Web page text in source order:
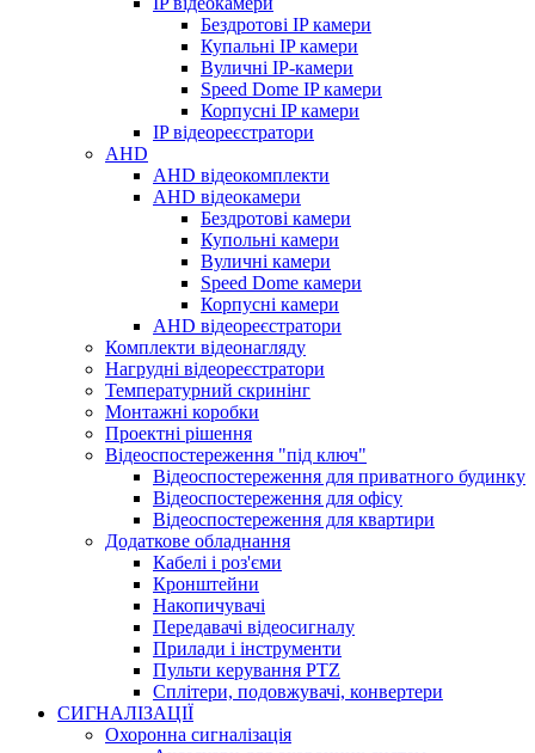
Бездротові IP камери
Купальні IP камери
Вуличні IP-камери
Speed Dome IP камери
Корпусні IP камери
IP відеореєстратори
AHD
AHD відеокомплекти
AHD відеокамери
Бездротові камери
Купольні камери
Вуличні камери
Speed Dome камери
Корпусні камери
AHD відеореєстратори
Комплекти відеонагляду
Нагрудні відеореєстратори
Температурний скринінг
Монтажні коробки
Проектні рішення
Відеоспостереження "під ключ"
Відеоспостереження для приватного будинку
Відеоспостереження для офісу
Відеоспостереження для квартири
Додаткове обладнання
Кабелі і роз'єми
Кронштейни
Накопичувачі
Передавачі відеосигналу
Прилади і інструменти
Пульти керування PTZ
Сплітери, подовжувачі, конвертери
СИГНАЛІЗАЦІЇ
Охоронна сигналізація